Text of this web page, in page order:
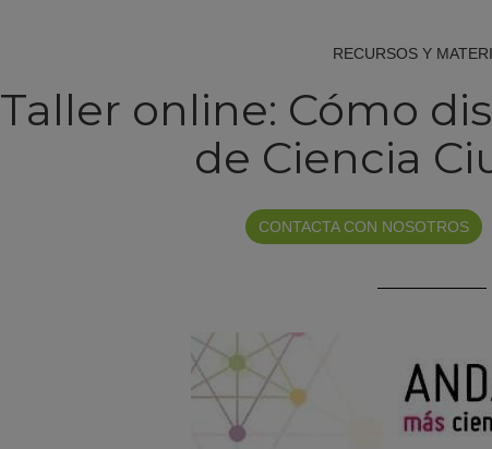
RECURSOS Y
Taller online: Cómo
de Ciencia
CONTACTA CON NOSOTROS